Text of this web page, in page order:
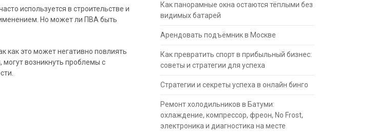
используется в строительстве и
Но может ли ПВА быть
как это может негативно повлиять
возникнуть проблемы с
Как панорамные окна остаются тёплыми без
видимых батарей
Арендовать подъёмник в Москве
Как превратить спорт в прибыльный бизнес:
советы и стратегии для успеха
Стратегии и секреты успеха в онлайн бинго
Ремонт холодильников в Батуми:
охлаждение, компрессор, фреон, No Frost,
электроника и диагностика на месте